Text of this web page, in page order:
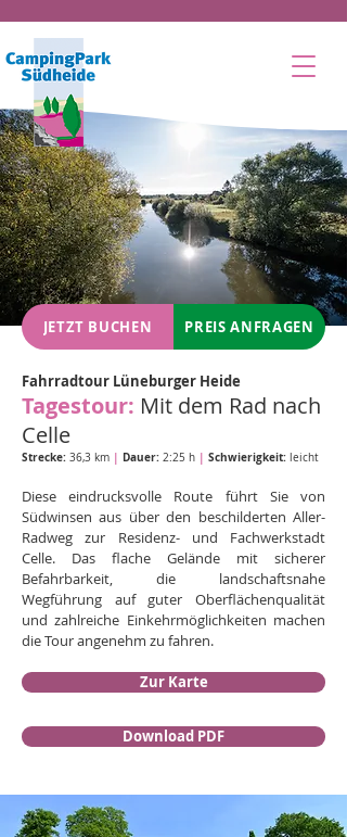
JETZT BUCHEN PREIS ANFRAGEN
Fahrradtour Lüneburger Heide
Tagestour: Mit dem Rad nach
Celle
Strecke: 36,3 km | Dauer: 2:25 h | Schwierigkeit: leicht
Diese eindrucksvolle Route führt Sie von
Südwinsen aus über den beschilderten Aller-
Radweg zur Residenz- und Fachwerkstadt
Celle. Das flache Gelände mit sicherer
Befahrbarkeit, die landschaftsnahe
Wegführung auf guter Oberflächenqualität
und zahlreiche Einkehrmöglichkeiten machen
die Tour angenehm zu fahren.
Zur Karte
Download PDF